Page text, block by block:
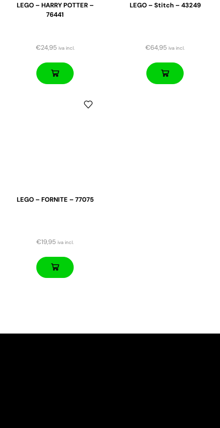
LEGO – HARRY POTTER –
76441
€24,95 iva incl.
LEGO – Stitch – 43249
€64,95 iva incl.
LEGO – FORNITE – 77075
€19,95 iva incl.